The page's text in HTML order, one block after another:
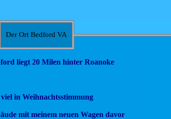
Der Ort Bedford VA
liegt 20 Milen hinter Roanoke
viel in Weihnachtsstimmung
mit meinem neuen Wagen davor